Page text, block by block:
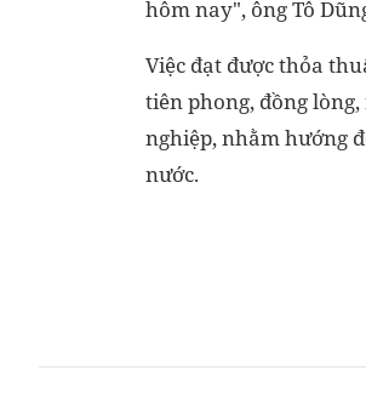
hôm nay", ông Tô
Việc đạt được thỏa
tiên phong, đồng
nghiệp, nhằm hướng
nước.